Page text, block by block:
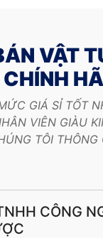
VẬT
CHÍNH
GIÁ SỈ TỐT
VIÊN GIÀU
TÔI THÔNG
CÔNG